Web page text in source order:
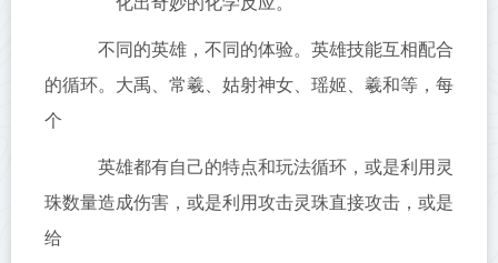
不同的英雄，不同的体验。英雄技能互相配合
的循环。大禹、常羲、姑射神女、瑶姬、羲和等，每
个
英雄都有自己的特点和玩法循环，或是利用灵
珠数量造成伤害，或是利用攻击灵珠直接攻击，或是
给